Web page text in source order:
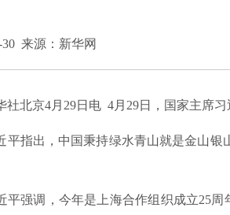
30 来源：新华网
京4月29日电 4月29日，国家主席习
出，中国秉持绿水青山就是金山银
调，今年是上海合作组织成立25周